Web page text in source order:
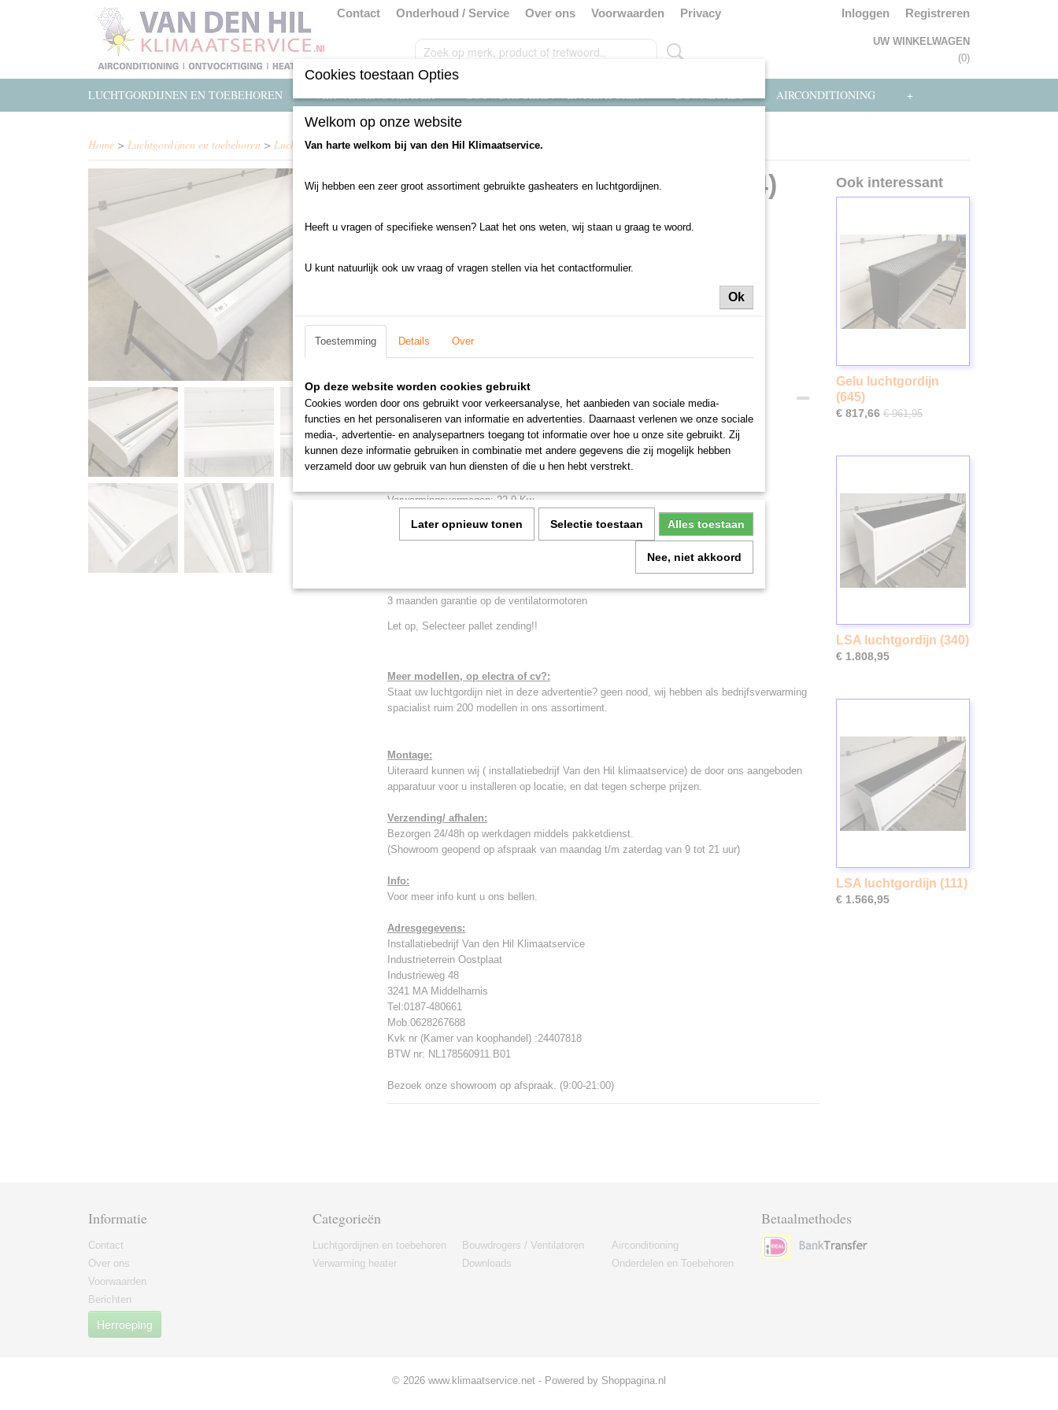
Contact Onderhoud / Service Over ons Voorwaarden Privacy Inloggen Registreren
UW WINKELWAGEN
(0)
LUCHTGORDIJNEN EN TOEBEHOREN VERWARMING HEATER BOUWDROGERS / VENTILATOREN DOWNLOADS AIRCONDITIONING +
Home > Luchtgordijnen en toebehoren > Luchtgordijn gebruikt>deurbreedte tot 2 meter>Centrale Verwarming
Teddington luchtgordijn (1214)
€ 2413,95 (inclusief btw 21%)
Aantal
IN WINKELWAGEN
Omschrijving
Montagehoogte Max. 3.3 meter
Prijs ex. btw: € 1995,-
Prachtig design luchtgordijn voorzien van krachtige motoren.
Verwarmingsvermogen: 22.9 Kw
Deurbreedte Max. 2 meter
Evt. los leverbaar: vijfstanden toerenregelaar 5 Amp.: € 159,-
3 maanden garantie op de ventilatormotoren
Let op, Selecteer pallet zending!!
Meer modellen, op electra of cv?:
Staat uw luchtgordijn niet in deze advertentie? geen nood, wij hebben als bedrijfsverwarming
spacialist ruim 200 modellen in ons assortiment.
Montage:
Uiteraard kunnen wij ( installatiebedrijf Van den Hil klimaatservice) de door ons aangeboden
apparatuur voor u installeren op locatie, en dat tegen scherpe prijzen.
Verzending/ afhalen:
Bezorgen 24/48h op werkdagen middels pakketdienst.
(Showroom geopend op afspraak van maandag t/m zaterdag van 9 tot 21 uur)
Info:
Voor meer info kunt u ons bellen.
Adresgegevens:
Installatiebedrijf Van den Hil Klimaatservice
Industrieterrein Oostplaat
Industrieweg 48
3241 MA Middelharnis
Tel:0187-480661
Mob.0628267688
Kvk nr (Kamer van koophandel) :24407818
BTW nr: NL178560911.B01
Bezoek onze showroom op afspraak. (9:00-21:00)
Ook interessant
Gelu luchtgordijn
(645)
€ 817,66 € 961,95
LSA luchtgordijn (340)
€ 1.808,95
LSA luchtgordijn (111)
€ 1.566,95
Informatie
Contact
Over ons
Voorwaarden
Berichten
Herroeping
Categorieën
Luchtgordijnen en toebehoren
Verwarming heater
Bouwdrogers / Ventilatoren
Downloads
Airconditioning
Onderdelen en Toebehoren
Betaalmethodes
© 2026 www.klimaatservice.net - Powered by Shoppagina.nl
Cookies toestaan Opties
Welkom op onze website
Van harte welkom bij van den Hil Klimaatservice.
Wij hebben een zeer groot assortiment gebruikte gasheaters en luchtgordijnen.
Heeft u vragen of specifieke wensen? Laat het ons weten, wij staan u graag te woord.
U kunt natuurlijk ook uw vraag of vragen stellen via het contactformulier.
Ok
Toestemming Details Over
Op deze website worden cookies gebruikt
Cookies worden door ons gebruikt voor verkeersanalyse, het aanbieden van sociale media-
functies en het personaliseren van informatie en advertenties. Daarnaast verlenen we onze sociale
media-, advertentie- en analysepartners toegang tot informatie over hoe u onze site gebruikt. Zij
kunnen deze informatie gebruiken in combinatie met andere gegevens die zij mogelijk hebben
verzameld door uw gebruik van hun diensten of die u hen hebt verstrekt.
Later opnieuw tonen Selectie toestaan Alles toestaan
Nee, niet akkoord